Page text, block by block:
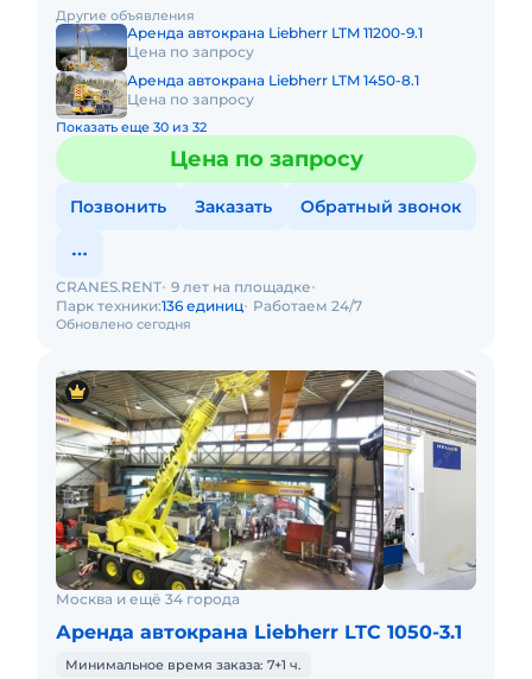
Свидетельство о ре
Другие объявления
Аренда автокрана Liebherr LTM 11200-9.1
Цена по запросу
Аренда автокрана Liebherr LTM 1450-8.1
Цена по запросу
Показать еще 30 из 32
Цена по запросу
Позвонить Заказать Обратный звонок
Обновлено сегодня
CRANES.RENT 9 лет на площадке
Парк техники:136 единиц Работаем 24/7
Москва и ещё 34 города
Аренда автокрана Liebherr LTC 1050-3.1
Минимальное время заказа: 7+1 ч.